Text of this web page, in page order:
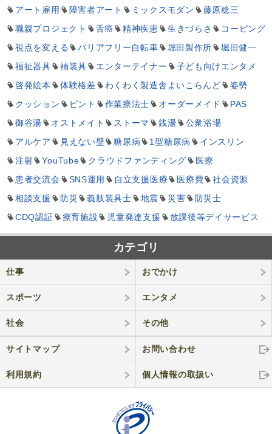
アート雇用
障害者アート ミックスモダン
藤原稔三
職親プロジェクト
舌癌 精神疾患 生きづらさ
コーピング
視点を変える
バリアフリー自転車 堀田製作所
堀田健一
福祉器具
補装具 エンターテイナー
子ども向けエンタメ
啓発絵本
体験格差 わくわく製造舎よいこらんど
姿勢
クッション
ピント 作業療法士 オーダーメイド
PAS
御谷湯
オストメイト ストーマ 銭湯
公衆浴場
アルケア
見えない壁 糖尿病 1型糖尿病
インスリン
注射
YouTube クラウドファンディング
医療
患者交流会
SNS運用 自立支援医療 医療費
社会資源
相談支援
防災 義肢装具士 地震 災害
防災士
CDQ認証
療育施設 児童発達支援 放課後等デイサービス
カテゴリ
仕事 おでかけ
スポーツ エンタメ
社会 その他
サイトマップ お問い合わせ
利用規約 個人情報の取扱い